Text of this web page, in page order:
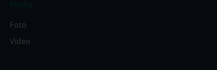
Foto
Video